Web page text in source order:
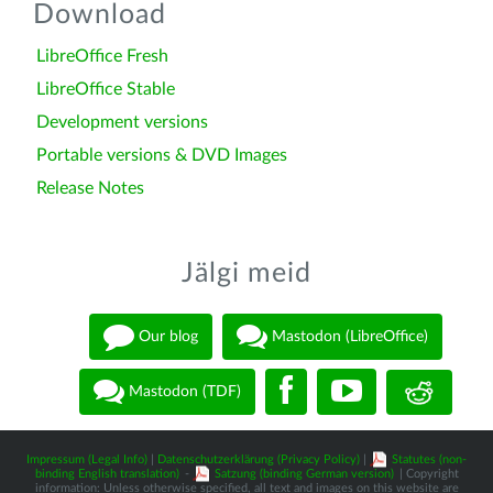
Download
LibreOffice Fresh
LibreOffice Stable
Development versions
Portable versions & DVD Images
Release Notes
Jälgi meid
Our blog Mastodon (LibreOffice)
Mastodon (TDF)
Impressum (Legal Info) Datenschutzerklärung (Privacy Policy)
Statutes (non-
binding English translation) - Satzung (binding German version)
| Copyright
information: Unless otherwise specified, all text and images on this website are